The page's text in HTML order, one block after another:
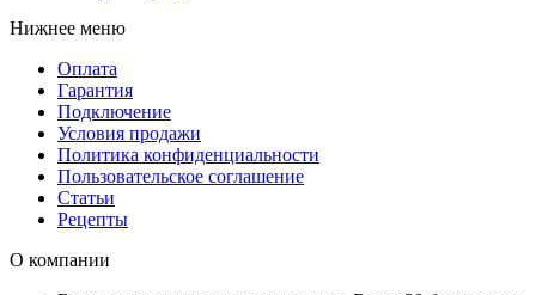
Нижнее меню
Оплата
Гарантия
Подключение
Условия продажи
Политика конфиденциальности
Пользовательское соглашение
Статьи
Рецепты
О компании